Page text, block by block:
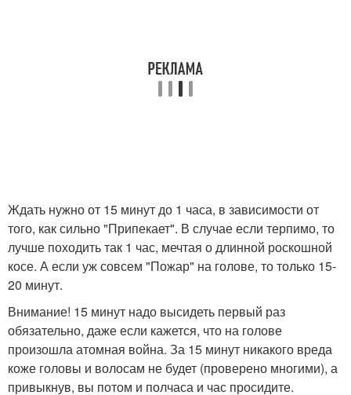
Ждать нужно от 15 минут до 1 часа, в зависимости от
того, как сильно "Припекает". В случае если терпимо, то
лучше походить так 1 час, мечтая о длинной роскошной
косе. А если уж совсем "Пожар" на голове, то только 15-
20 минут.
Внимание! 15 минут надо высидеть первый раз
обязательно, даже если кажется, что на голове
произошла атомная война. За 15 минут никакого вреда
коже головы и волосам не будет (проверено многими), а
привыкнув, вы потом и полчаса и час просидите.